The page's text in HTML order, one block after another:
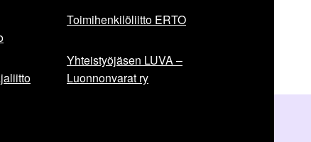
Toimihenkilöliitto ERTO
Yhteistyöjäsen LUVA –
Luonnonvarat ry